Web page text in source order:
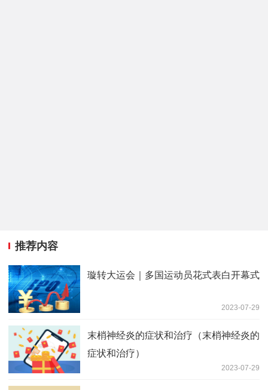
推荐内容
璇转大运会｜多国运动员花式表白开幕式
2023-07-29
末梢神经炎的症状和治疗（末梢神经炎的
症状和治疗）
2023-07-29